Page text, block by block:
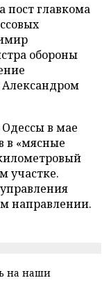
пост главкома
обороны
в мае
в «мясные
участке.
управления
направлении.
на наши